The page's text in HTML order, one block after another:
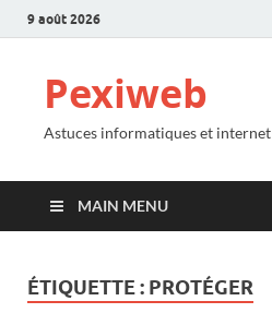
9 août 2026
Pexiweb
Astuces informatiques et internet
MAIN MENU
ÉTIQUETTE : PROTÉGER